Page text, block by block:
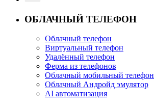
ОБЛАЧНЫЙ ТЕЛЕФОН
Облачный телефон
Виртуальный телефон
Удалённый телефон
Ферма из телефонов
Облачный мобильный телефон
Облачный Андройд эмулятор
AI автоматизация